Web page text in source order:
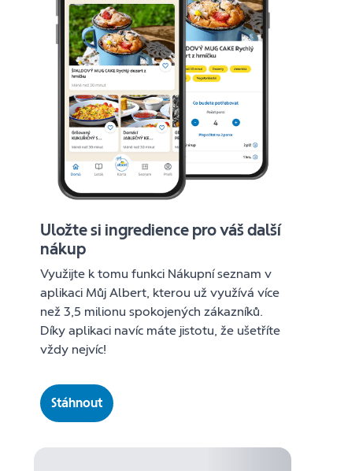
Uložte si ingredience pro váš další
nákup
Využijte k tomu funkci Nákupní seznam v
aplikaci Můj Albert, kterou už využívá více
než 3,5 milionu spokojených zákazníků.
Díky aplikaci navíc máte jistotu, že ušetříte
vždy nejvíc!
Stáhnout